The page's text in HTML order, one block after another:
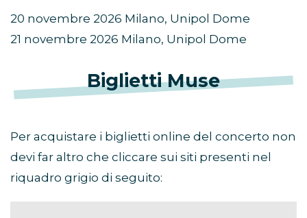
20 novembre 2026 Milano, Unipol Dome
21 novembre 2026 Milano, Unipol Dome
Biglietti Muse
Per acquistare i biglietti online del concerto non
devi far altro che cliccare sui siti presenti nel
riquadro grigio di seguito: